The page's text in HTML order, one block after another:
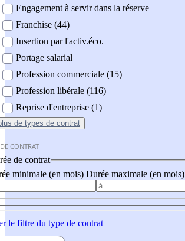
Engagement à servir dans la réserve
Franchise (44)
Insertion par l'activ.éco.
Portage salarial
Profession commerciale (15)
Profession libérale (116)
Reprise d'entreprise (1)
de types de contrat
CONTRAT
de contrat
minimale (en mois) Durée maximale (en mois)
le filtre du type de contrat